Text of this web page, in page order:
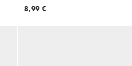
courtes - Noir
8,99 €